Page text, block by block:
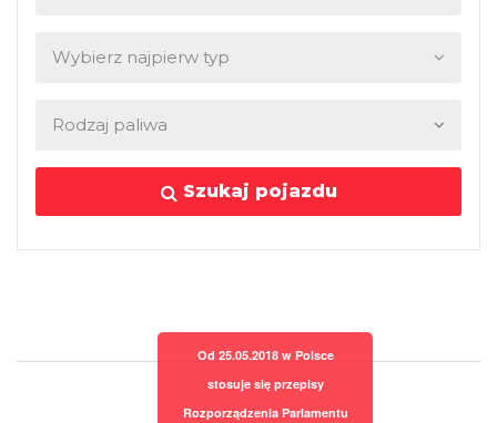
Szukaj pojazdu
Od 25.05.2018 w Polsce
stosuje się przepisy
Rozporządzenia Parlamentu